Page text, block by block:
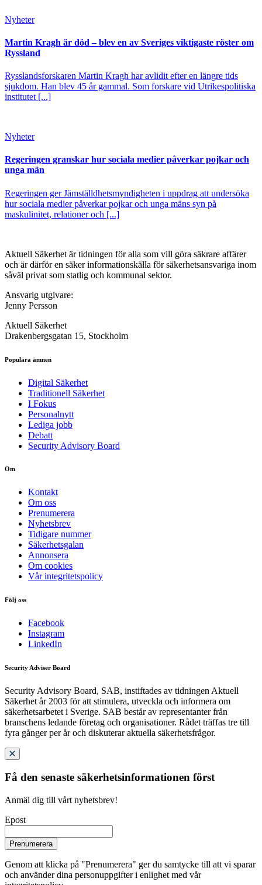
Nyheter
Martin Kragh är död – blev en av Sveriges viktigaste röster om
Ryssland
Rysslandsforskaren Martin Kragh har avlidit efter en längre tids
sjukdom. Han blev 45 år gammal. Som forskare vid Utrikespolitiska
institutet [...]
Nyheter
Regeringen granskar hur sociala medier påverkar pojkar och
unga män
Regeringen ger Jämställdhetsmyndigheten i uppdrag att undersöka
hur sociala medier påverkar pojkar och unga mäns syn på
maskulinitet, relationer och [...]
Aktuell Säkerhet är tidningen för alla som vill göra säkrare affärer
och är därför en säker informationskälla för säkerhets­ansvariga inom
såväl privat som statlig och kommunal sektor.
Ansvarig utgivare:
Jenny Persson
Aktuell Säkerhet
Drakenbergsgatan 15, Stockholm
Populära ämnen
Digital Säkerhet
Traditionell Säkerhet
I Fokus
Personalnytt
Lediga jobb
Debatt
Security Advisory Board
Om
Kontakt
Om oss
Prenumerera
Nyhetsbrev
Tidigare nummer
Säkerhetsgalan
Annonsera
Om cookies
Vår integritetspolicy
Följ oss
Facebook
Instagram
LinkedIn
Security Adviser Board
Security Advisory Board, SAB, instiftades av tidningen Aktuell
Säkerhet år 2003 för att stimulera, utveckla och informera om
säkerhetsarbetet i Sverige. SAB består av representanter från
branschens ledande företag och organisationer. Rådet träffas tre till
fyra gånger per år och diskuterar aktuella säkerhetsfrågor.
Få den senaste säkerhetsinformationen först
Anmäl dig till vårt nyhetsbrev!
Epost
Prenumerera
Genom att klicka på "Prenumerera" ger du samtycke till att vi sparar
och använder dina personuppgifter i enlighet med vår